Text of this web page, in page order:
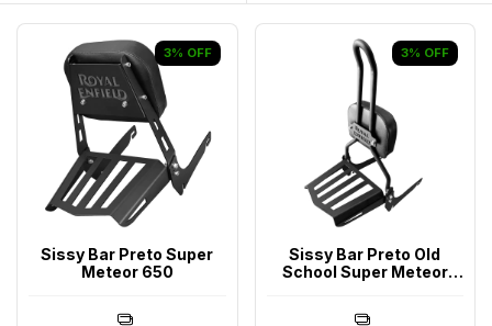
3% OFF
Sissy Bar Preto Super
Meteor 650
3% OFF
Sissy Bar Preto Old
School Super Meteor